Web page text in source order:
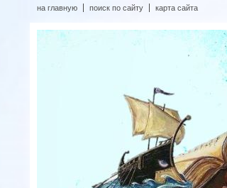
на главную поиск по сайту карта сайта